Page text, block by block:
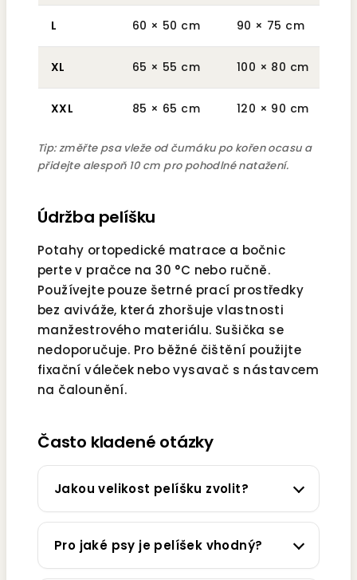
L 60 × 50 cm 90 × 75 cm
XL 65 × 55 cm 100 × 80 cm
XXL 85 × 65 cm 120 × 90 cm
Tip: změřte psa vleže od čumáku po kořen ocasu a
přidejte alespoň 10 cm pro pohodlné natažení.
Údržba pelíšku
Potahy ortopedické matrace a bočnic
perte v pračce na 30 °C nebo ručně.
Používejte pouze šetrné prací prostředky
bez aviváže, která zhoršuje vlastnosti
manžestrového materiálu. Sušička se
nedoporučuje. Pro běžné čištění použijte
fixační váleček nebo vysavač s nástavcem
na čalounění.
Často kladené otázky
Jakou velikost pelíšku zvolit?
Pro jaké psy je pelíšek vhodný?